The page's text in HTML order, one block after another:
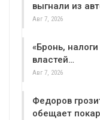
выгнали из
Авг 7, 2026
«Бронь,
властей…
Авг 7, 2026
Федоров
обещает